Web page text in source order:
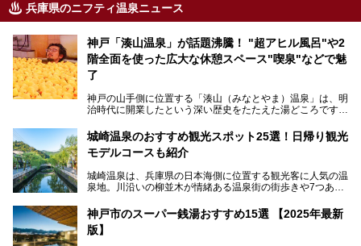
兵庫県のニフティ温泉ニュース
神戸「湊山温泉」が話題沸騰！ "超アヒル風呂"や2
階全面を使った広大な休憩スペース"喫泉"などで魅
了
神戸の山手側に位置する「湊山（みなとやま）温泉」は、明
治時代に開業したという深い歴史をたたえた湯どころです。
っぱいに浮かぶアヒルちゃん。さらに、ゆったりくつろげて
コワーキングも可能な休憩スペースも人気に。斬新な企画や
設備で人々をアッと驚かせる湊山温泉の魅力をリポートしま
城崎温泉のおすすめ観光スポット25選！日帰り観光
モデルコースも紹介
城崎温泉は、兵庫県の日本海側に位置する観光客に人気の温
泉地。川沿いの柳並木が情緒ある温泉街の街歩きや7つある
られています。鉄道の駅から温泉街が近く、歩いて回るのに
ちょうどよい規模で、日帰りでの訪問にもおすすめです。
神戸市のスーパー銭湯おすすめ15選 【2025年最新
版】